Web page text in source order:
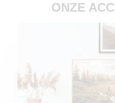
ONZE